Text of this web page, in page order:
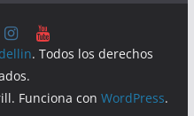
. Todos los derechos
Funciona conWordPress.